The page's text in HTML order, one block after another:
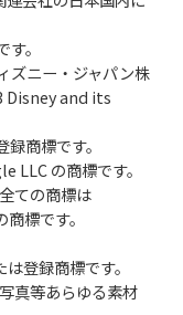
。
ズニー・ジャパン株
Disney and its
商標です。
LLC の商標です。
ての商標は
標です。
登録商標です。
真等あらゆる素材